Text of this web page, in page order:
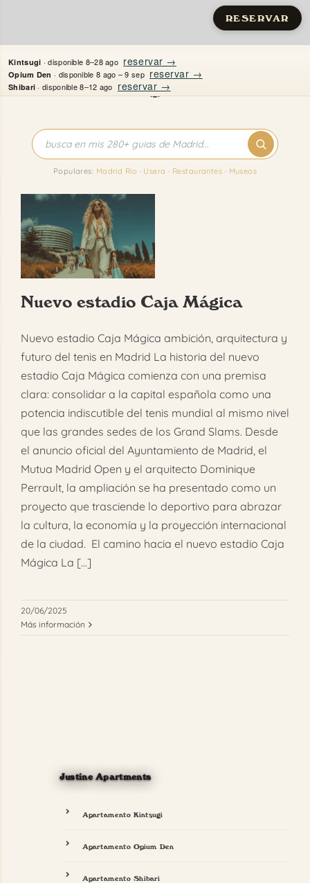
RESERVAR
Kintsugi · disponible 8–28 ago reservar →
Opium Den · disponible 8 ago – 9 sep reservar →
Shibari · disponible 8–12 ago reservar →
al
contenido
Apartamentos
Quién es Justine
Mi Madrid
Contacto
FAQ
Reservar
Populares: Madrid Rio · Usera · Restaurantes · Museos
Nuevo estadio Caja Mágica
Nuevo estadio Caja Mágica ambición, arquitectura y
futuro del tenis en Madrid La historia del nuevo
estadio Caja Mágica comienza con una premisa
clara: consolidar a la capital española como una
potencia indiscutible del tenis mundial al mismo nivel
que las grandes sedes de los Grand Slams. Desde
el anuncio oficial del Ayuntamiento de Madrid, el
Mutua Madrid Open y el arquitecto Dominique
Perrault, la ampliación se ha presentado como un
proyecto que trasciende lo deportivo para abrazar
la cultura, la economía y la proyección internacional
de la ciudad. El camino hacia el nuevo estadio Caja
Mágica La [...]
20/06/2025
Más información
Justine Apartments
Apartamento Kintsugi
Apartamento Opium Den
Apartamento Shibari